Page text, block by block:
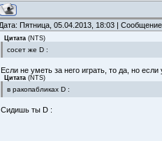
Дата: Пятница, 05.04.2013, 18:03 |
Цитата (NTS)
сосет же D :
Если не уметь за него играть, то да, но
Цитата (NTS)
в ракопабликах D :
Сидишь ты D :